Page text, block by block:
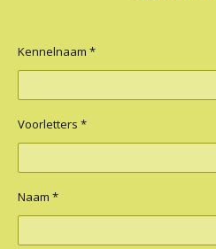
Kennelnaam *
Voorletters *
Naam *